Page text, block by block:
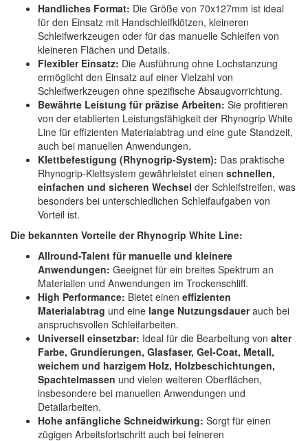
Handliches Format: Die Größe von 70x127mm ist ideal
für den Einsatz mit Handschleifklötzen, kleineren
Schleifwerkzeugen oder für das manuelle Schleifen von
kleineren Flächen und Details.
Flexibler Einsatz: Die Ausführung ohne Lochstanzung
ermöglicht den Einsatz auf einer Vielzahl von
Schleifwerkzeugen ohne spezifische Absaugvorrichtung.
Bewährte Leistung für präzise Arbeiten: Sie profitieren
von der etablierten Leistungsfähigkeit der Rhynogrip White
Line für effizienten Materialabtrag und eine gute Standzeit,
auch bei manuellen Anwendungen.
Klettbefestigung (Rhynogrip-System): Das praktische
Rhynogrip-Klettsystem gewährleistet einen schnellen,
einfachen und sicheren Wechsel der Schleifstreifen, was
besonders bei unterschiedlichen Schleifaufgaben von
Vorteil ist.
Die bekannten Vorteile der Rhynogrip White Line:
Allround-Talent für manuelle und kleinere
Anwendungen: Geeignet für ein breites Spektrum an
Materialien und Anwendungen im Trockenschliff.
High Performance: Bietet einen effizienten
Materialabtrag und eine lange Nutzungsdauerauch bei
anspruchsvollen Schleifarbeiten.
Universell einsetzbar: Ideal für die Bearbeitung von alter
Farbe, Grundierungen, Glasfaser, Gel-Coat, Metall,
weichem und harzigem Holz, Holzbeschichtungen,
Spachtelmassen und vielen weiteren Oberflächen,
insbesondere bei manuellen Anwendungen und
Detailarbeiten.
Hohe anfängliche Schneidwirkung: Sorgt für einen
zügigen Arbeitsfortschritt auch bei feineren